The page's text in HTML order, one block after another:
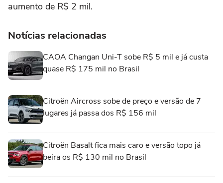
aumento de R$ 2 mil.
Notícias relacionadas
CAOA Changan Uni-T sobe R$ 5 mil e já custa
quase R$ 175 mil no Brasil
Citroën Aircross sobe de preço e versão de 7
lugares já passa dos R$ 156 mil
Citroën Basalt fica mais caro e versão topo já
beira os R$ 130 mil no Brasil